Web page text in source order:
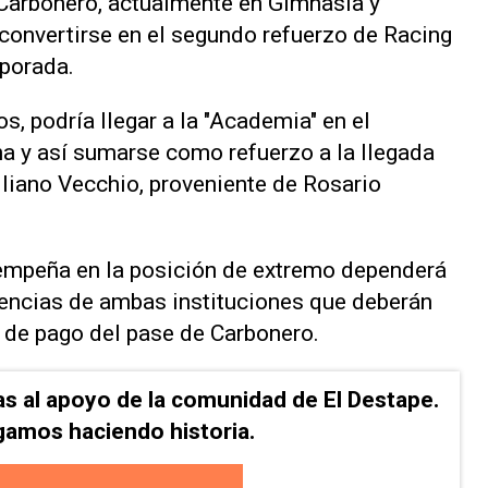
en el segundo refuerzo de Racing
podría llegar a la "Academia" en el
y así sumarse como refuerzo a la llegada
Vecchio, proveniente de Rosario
en la posición de extremo dependerá
de ambas instituciones que deberán
pago del pase de Carbonero.
al apoyo de la comunidad de El Destape.
haciendo historia.